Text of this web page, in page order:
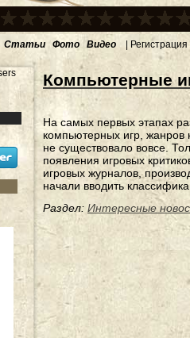
Статьи Фото Видео | Регистрация
Компьютерные
На самых первых этапах
компьютерных игр, жанров
не существовало вовсе.
появления игровых
игровых журналов,
начали вводить
Раздел: Интересные